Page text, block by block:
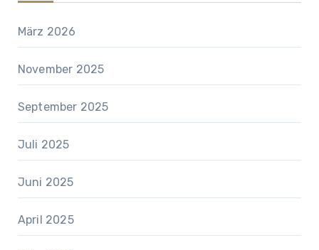
März 2026
November 2025
September 2025
Juli 2025
Juni 2025
April 2025